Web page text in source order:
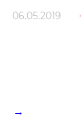
06.05.2019
→